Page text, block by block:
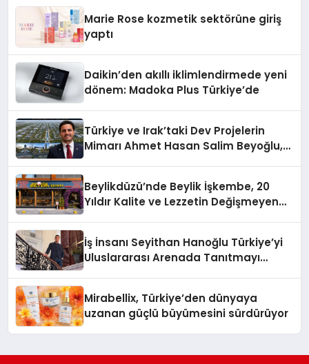
Marie Rose kozmetik sektörüne giriş
yaptı
Daikin’den akıllı iklimlendirmede yeni
dönem: Madoka Plus Türkiye’de
Türkiye ve Irak’taki Dev Projelerin
Mimarı Ahmet Hasan Salim Beyoğlu,
Hayata Geçirecek
Beylikdüzü’nde Beylik İşkembe, 20
Yıldır Kalite ve Lezzetin Değişmeyen
İş İnsanı Seyithan Hanoğlu Türkiye’yi
Uluslararası Arenada Tanıtmayı
Mirabellix, Türkiye’den dünyaya
uzanan güçlü büyümesini sürdürüyor